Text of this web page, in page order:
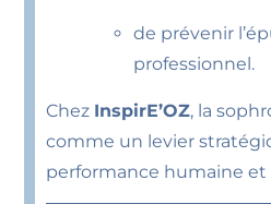
de prévenir
professionnel.
Chez InspirE’OZ, la
comme un levier
performance humaine et